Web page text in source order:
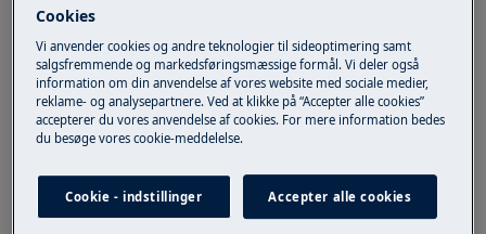
De fleste mennesker er ikke klar over de mange
fordele der er ved damp. Madlavning med damp
bevarer næringsstoffer, vitaminer, farver og
smag. Dine måltider vil indeholde mindre fedt,
da du bruger mindre olie, og det bliver let at
bevare madens saftighed. Når du laver mad ved
hjælp af damp, kan du se frem til sundere og
lækrere måltider.
Cookies
Vi anvender cookies og andre teknologier til sideoptimering samt
salgsfremmende og markedsføringsmæssige formål. Vi deler også
information om din anvendelse af vores website med sociale medier,
reklame- og analysepartnere. Ved at klikke på “Accepter alle cookies”
accepterer du vores anvendelse af cookies. For mere information bedes
du besøge vores cookie-meddelelse.
Cookie - indstillinger Accepter alle cookies